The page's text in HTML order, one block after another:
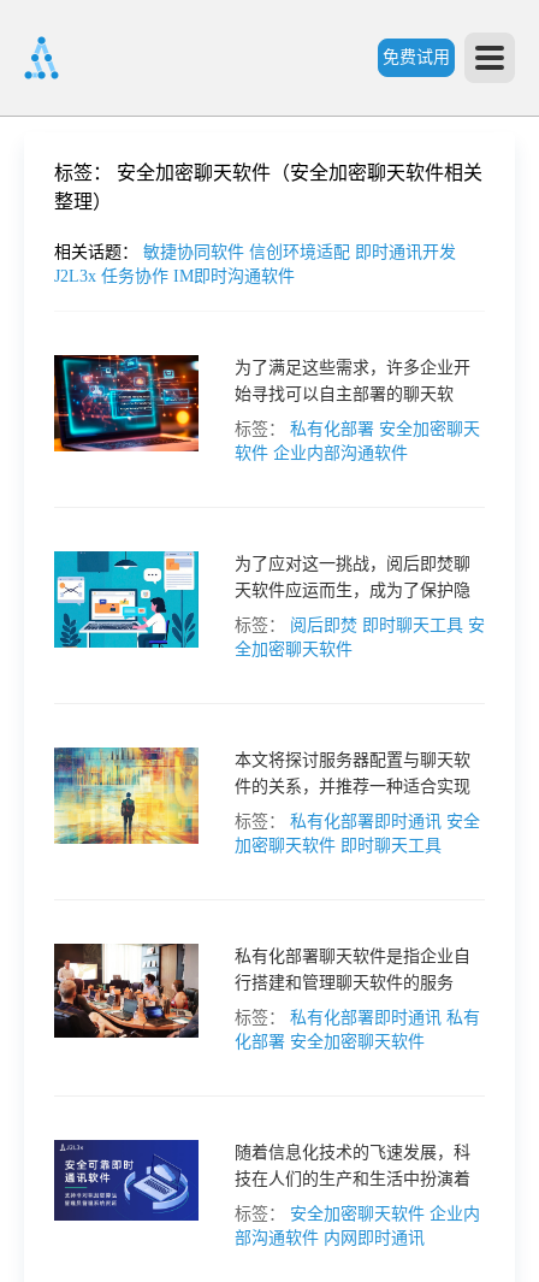
免费试用
格
见
题
标签：
安全加密聊天软件（安全加密聊天软件相关
整理）
相关话题： 敏捷协同软件 信创环境适配 即时通讯开发
J2L3x 任务协作 IM即时沟通软件
为了满足这些需求，许多企业开
始寻找可以自主部署的聊天软
件，以确保沟通的安全性和可控
性。本文将介绍几款可以自行部
标签： 私有化部署 安全加密聊天
软件 企业内部沟通软件
为了应对这一挑战，阅后即焚聊
天软件应运而生，成为了保护隐
私的新选择。这类软件允许用户
发送的消息在阅读后自动删除，
标签： 阅后即焚 即时聊天工具 安
全加密聊天软件
本文将探讨服务器配置与聊天软
件的关系，并推荐一种适合实现
私密交流的最佳选择—J2L3x。
标签： 私有化部署即时通讯 安全
加密聊天软件 即时聊天工具
私有化部署聊天软件是指企业自
行搭建和管理聊天软件的服务
器，使得企业拥有完全的控制权
和数据安全性。
标签： 私有化部署即时通讯 私有
化部署 安全加密聊天软件
随着信息化技术的飞速发展，科
技在人们的生产和生活中扮演着
越来越重要的角色。
标签： 安全加密聊天软件 企业内
部沟通软件 内网即时通讯